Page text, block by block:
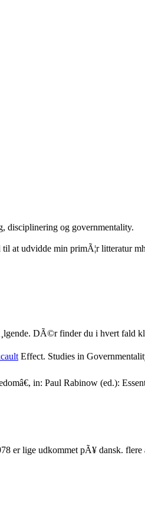
disciplinering og governmentality.
at udvidde min primÃ¦r litteratur
DÃ©r finder du i hvert fald
Effect. Studies in
in: Paul Rabinow (ed.):
er lige udkommet pÃ¥ dansk.